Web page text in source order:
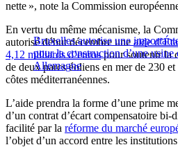
nette », note la Commission
Bruxelles autorise une
pour la construction d’une usine
Allemagne
En vertu du même mécanisme, la
autorisé début décembre une aide
4,12 milliards d’eurospour soutenir la
de deux parcs éoliens en mer de 230
côtes méditerranéennes.
L’aide prendra la forme d’une prime
d’un contrat d’écart compensatoire
facilité par la réforme du marché
l’objet d’un accord entre les